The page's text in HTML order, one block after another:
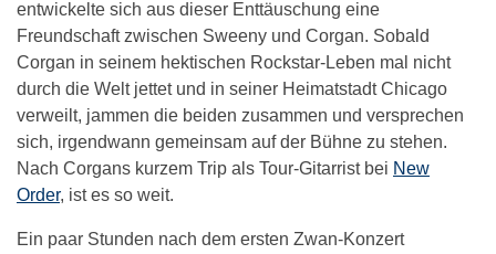
entwickelte sich aus dieser Enttäuschung eine
Freundschaft zwischen Sweeny und Corgan. Sobald
Corgan in seinem hektischen Rockstar-Leben mal nicht
durch die Welt jettet und in seiner Heimatstadt Chicago
verweilt, jammen die beiden zusammen und versprechen
sich, irgendwann gemeinsam auf der Bühne zu stehen.
Nach Corgans kurzem Trip als Tour-Gitarrist bei New
Order, ist es so weit.
Ein paar Stunden nach dem ersten Zwan-Konzert